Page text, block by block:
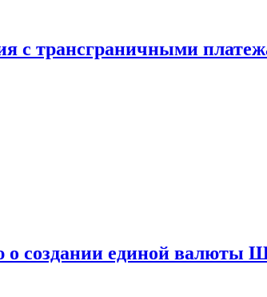
с трансграничными
о создании единой валюты